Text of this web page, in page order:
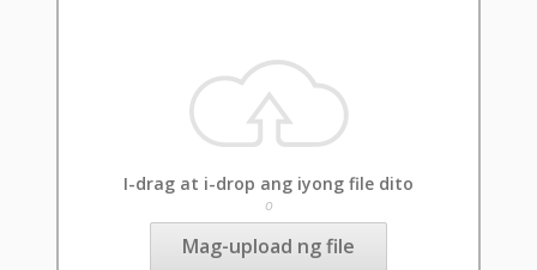
I-drag at i-drop ang iyong file dito
o
Mag-upload ng file